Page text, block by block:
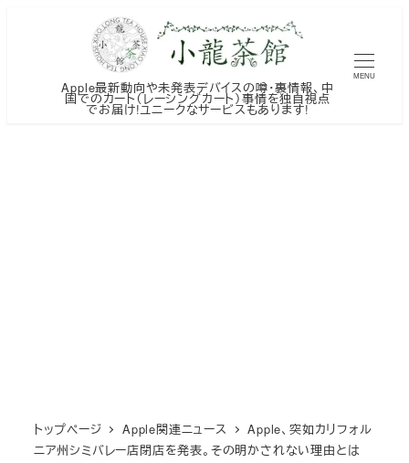
Apple最新動向や未発表デバイスの噂・裏情報、中
国でのカート（レーシングカート）事情を独自視点
でお届け!ユニークなサービスもあります!
MENU
トップページ Apple関連ニュース
Apple、突如カリフォル
ニア州シミバレー店閉店を発表。その明かされない理由とは